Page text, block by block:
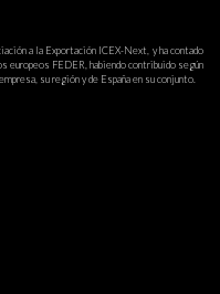
a la Exportación ICEX-Next, y ha contado
europeos FEDER, habiendo contribuido según
su región y de España en su conjunto.